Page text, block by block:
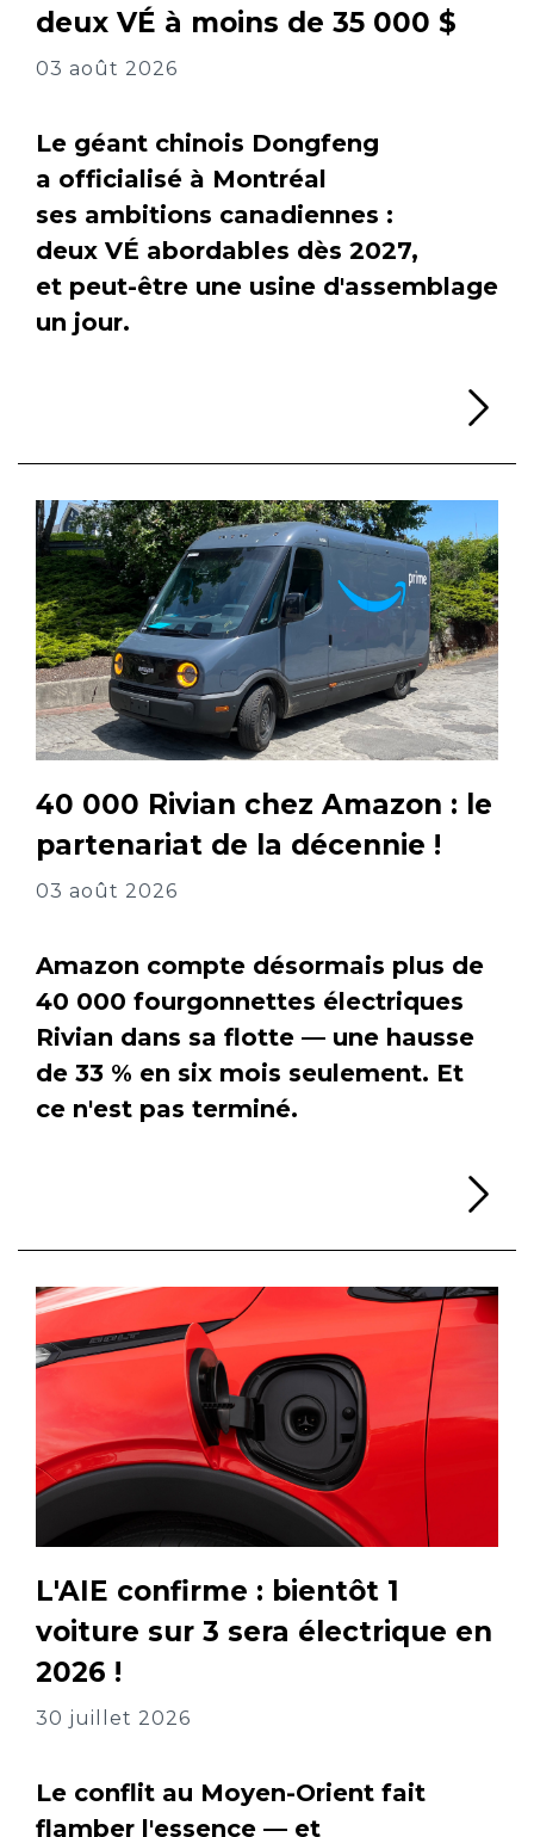
deux VÉ à moins de 35 000 $
03 août 2026
Le géant chinois Dongfeng
a officialisé à Montréal
ses ambitions canadiennes :
deux VÉ abordables dès 2027,
et peut-être une usine d'assemblage
un jour.
40 000 Rivian chez Amazon : le
partenariat de la décennie !
03 août 2026
Amazon compte désormais plus de
40 000 fourgonnettes électriques
Rivian dans sa flotte — une hausse
de 33 % en six mois seulement. Et
ce n'est pas terminé.
L'AIE confirme : bientôt 1
voiture sur 3 sera électrique en
2026 !
30 juillet 2026
Le conflit au Moyen-Orient fait
flamber l'essence — et